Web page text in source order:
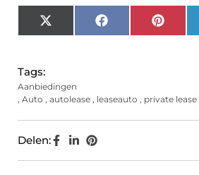
X
(Twitter)
Facebook
Tags:
Aanbiedingen
, Auto , autolease , leaseauto , private lease
Delen: